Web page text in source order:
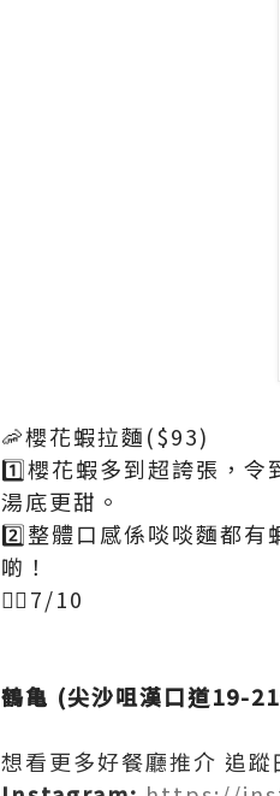
🦐櫻花蝦拉麵($93)
1️⃣櫻花蝦多到超誇張，
湯底更甜。
2️⃣整體口感係啖啖麵都有
啲！
👍🏻7/10
鶴亀 (尖沙咀漢口道19-
想看更多好餐廳推介 追蹤